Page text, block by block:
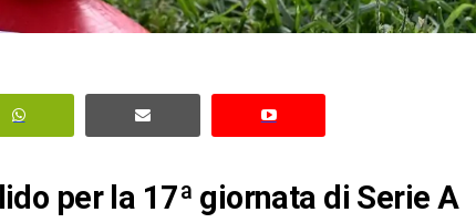
per la 17ª giornata di Serie A